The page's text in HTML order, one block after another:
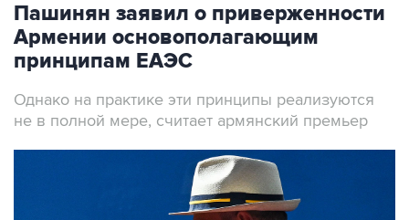
Пашинян заявил о приверженности
Армении основополагающим
принципам ЕАЭС
Однако на практике эти принципы реализуются
не в полной мере, считает армянский премьер